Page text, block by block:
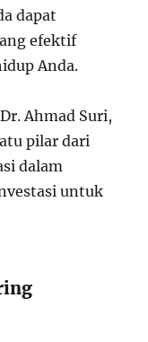
dapat
efektif
Anda.
Ahmad Suri,
pilar dari
dalam
untuk